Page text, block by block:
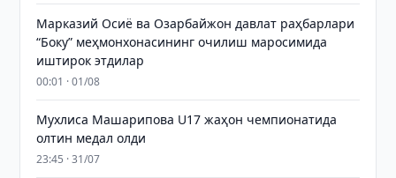
Марказий Осиё ва Озарбайжон давлат раҳбарлари
“Боку” меҳмонхонасининг очилиш маросимида
иштирок этдилар
00:01 · 01/08
Мухлиса Машарипова U17 жаҳон чемпионатида
олтин медал олди
23:45 · 31/07